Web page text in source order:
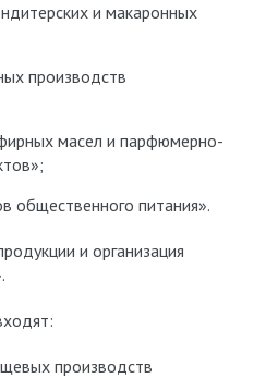
и макаронных
производств
масел и парфюмерно-
общественного питания».
и организация
производств